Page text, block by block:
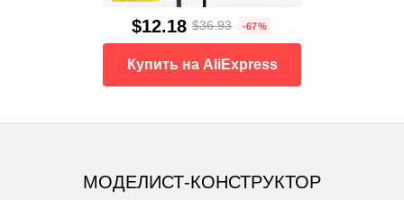
$12.18 $36.93 -67%
Купить на AliExpress
МОДЕЛИСТ-КОНСТРУКТОР